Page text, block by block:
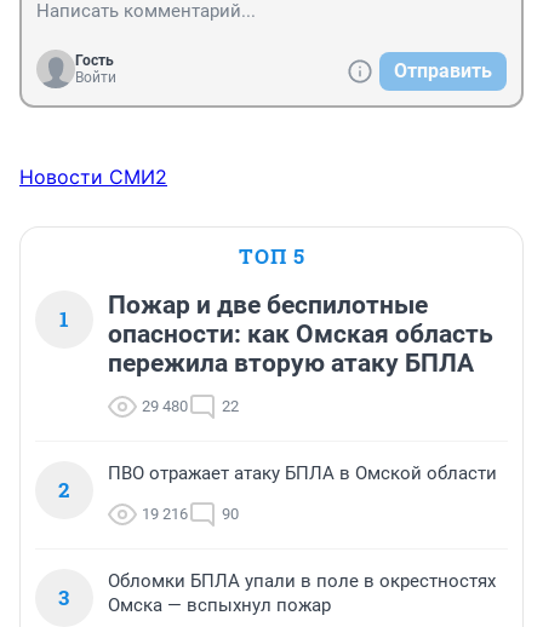
Гость
Войти
Отправить
Новости СМИ2
ТОП 5
1
Пожар и две беспилотные
опасности: как Омская область
пережила вторую атаку БПЛА
29 480 22
2
ПВО отражает атаку БПЛА в Омской области
19 216 90
3
Обломки БПЛА упали в поле в окрестностях
Омска — вспыхнул пожар